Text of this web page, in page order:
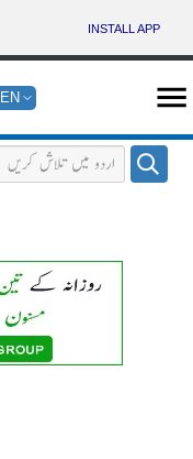
INSTALL APP
EN